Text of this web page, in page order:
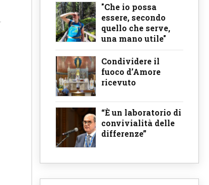
"Che io possa
essere, secondo
quello che serve,
una mano utile"
Condividere il
fuoco d’Amore
ricevuto
“È un laboratorio di
convivialità delle
differenze”